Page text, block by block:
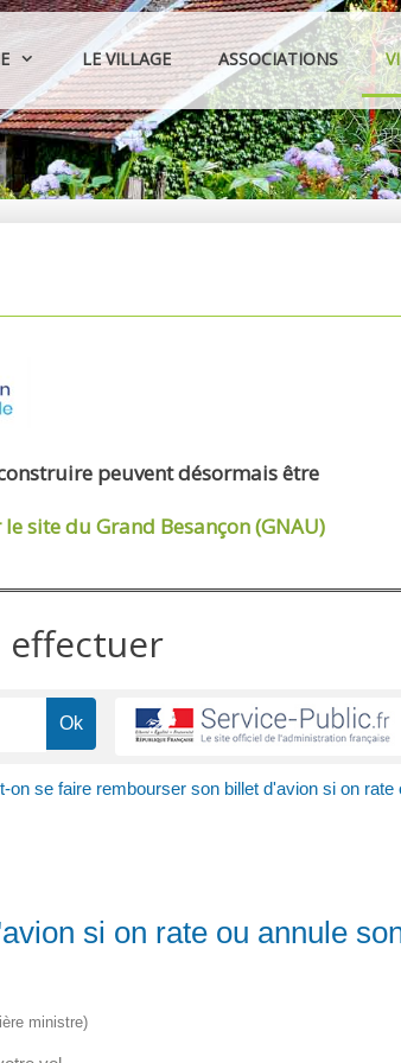
LE VILLAGE ASSOCIATIONS
peuvent désormais être
site du Grand Besançon (GNAU)
effectuer
on se faire rembourser son billet d'avion si on rate
si on rate ou annule
ministre)